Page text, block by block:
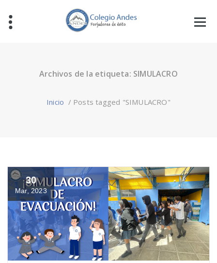
Archivos de la etiqueta: SIMULACRO
Inicio / Posts tagged "SIMULACRO"
30
Mar, 2023